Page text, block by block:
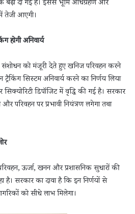
दी गई है। इससे भूमि अधिग्रहण और
तेजी आएगी।
होगी अनिवार्य
को मंजूरी देते हुए खनिज परिवहन करने
सिस्टम अनिवार्य करने का निर्णय लिया
डिपॉजिट में वृद्धि की गई है। सरकार
परिवहन पर प्रभावी नियंत्रण लगेगा तथा
ऊर्जा, खनन और प्रशासनिक सुधारों की
है। सरकार का दावा है कि इन निर्णयों से
को सीधे लाभ मिलेगा।